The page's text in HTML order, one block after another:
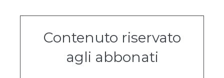
Contenuto riservato
agli abbonati